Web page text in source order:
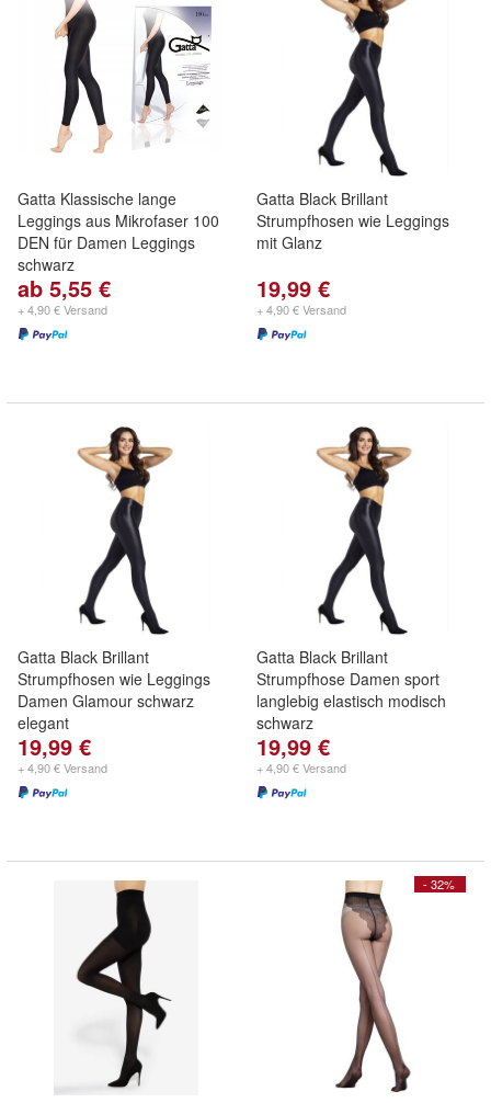
Gatta Klassische lange
Leggings aus Mikrofaser 100
DEN für Damen Leggings
schwarz
ab 5,55 €
+ 4,90 € Versand
Gatta Black Brillant
Strumpfhosen wie Leggings
mit Glanz
19,99 €
+ 4,90 € Versand
Gatta Black Brillant
Strumpfhosen wie Leggings
Damen Glamour schwarz
elegant
19,99 €
+ 4,90 € Versand
Gatta Black Brillant
Strumpfhose Damen sport
langlebig elastisch modisch
schwarz
19,99 €
+ 4,90 € Versand
- 32%